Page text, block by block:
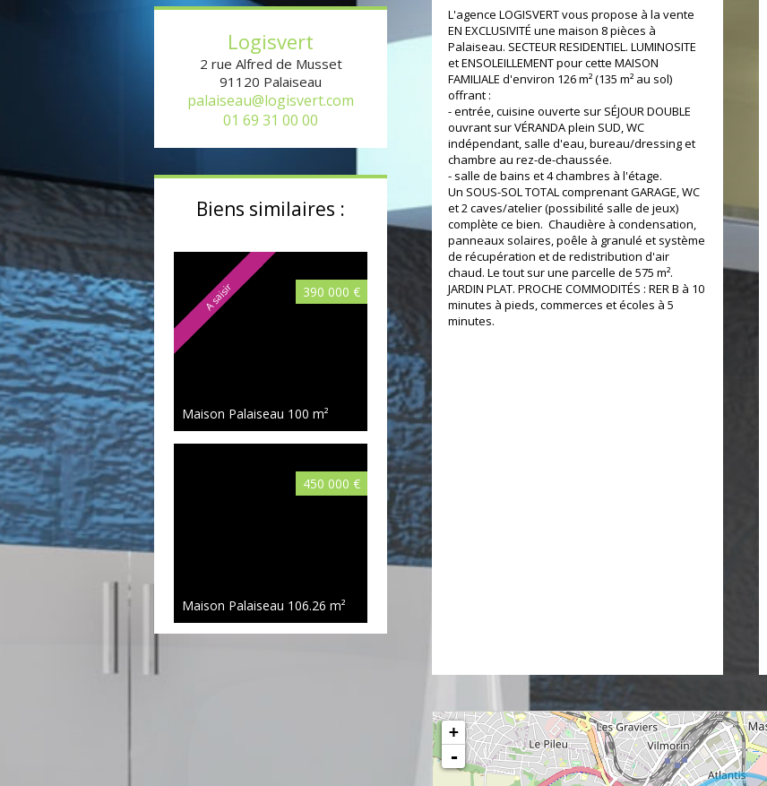
Logisvert
2 rue Alfred de Musset
91120 Palaiseau
palaiseau@logisvert.com
01 69 31 00 00
Biens similaires :
A saisir 390 000 €
Maison Palaiseau 100 m²
450 000 €
Maison Palaiseau 106.26 m²
L'agence LOGISVERT vous propose à la vente
EN EXCLUSIVITÉ une maison 8 pièces à
Palaiseau. SECTEUR RESIDENTIEL. LUMINOSITE
et ENSOLEILLEMENT pour cette MAISON
FAMILIALE d'environ 126 m² (135 m² au sol)
offrant :
- entrée, cuisine ouverte sur SÉJOUR DOUBLE
ouvrant sur VÉRANDA plein SUD, WC
indépendant, salle d'eau, bureau/dressing et
chambre au rez-de-chaussée.
- salle de bains et 4 chambres à l'étage.
Un SOUS-SOL TOTAL comprenant GARAGE, WC
et 2 caves/atelier (possibilité salle de jeux)
complète ce bien. Chaudière à condensation,
panneaux solaires, poêle à granulé et système
de récupération et de redistribution d'air
chaud. Le tout sur une parcelle de 575 m².
JARDIN PLAT. PROCHE COMMODITÉS : RER B à 10
minutes à pieds, commerces et écoles à 5
minutes.
+
-